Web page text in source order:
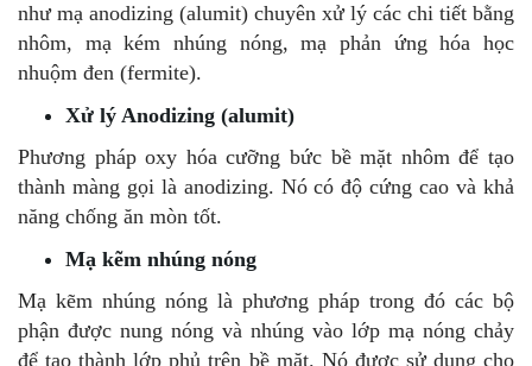
như mạ anodizing (alumit) chuyên xử lý các chi tiết bằng
nhôm, mạ kém nhúng nóng, mạ phản ứng hóa học
nhuộm đen (fermite).
Xử lý Anodizing (alumit)
Phương pháp oxy hóa cưỡng bức bề mặt nhôm để tạo
thành màng gọi là anodizing. Nó có độ cứng cao và khả
năng chống ăn mòn tốt.
Mạ kẽm nhúng nóng
Mạ kẽm nhúng nóng là phương pháp trong đó các bộ
phận được nung nóng và nhúng vào lớp mạ nóng chảy
để tạo thành lớp phủ trên bề mặt. Nó được sử dụng cho